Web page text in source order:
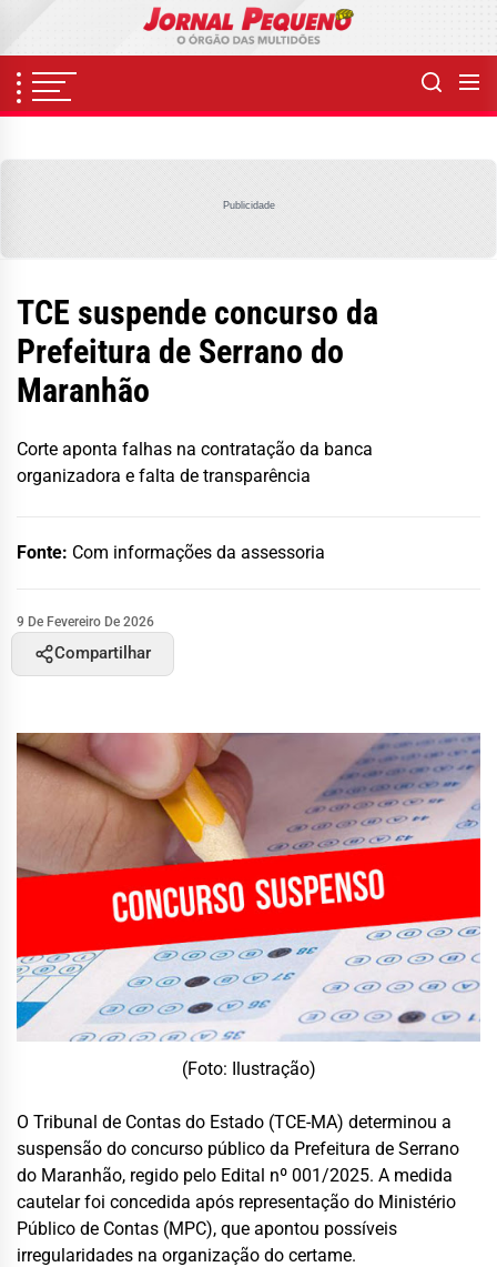
content
Publicidade
TCE suspende concurso da
Prefeitura de Serrano do
Maranhão
Corte aponta falhas na contratação da banca
organizadora e falta de transparência
Fonte: Com informações da assessoria
9 De Fevereiro De 2026
Compartilhar
(Foto: Ilustração)
O Tribunal de Contas do Estado (TCE-MA) determinou a
suspensão do concurso público da Prefeitura de Serrano
do Maranhão, regido pelo Edital nº 001/2025. A medida
cautelar foi concedida após representação do Ministério
Público de Contas (MPC), que apontou possíveis
irregularidades na organização do certame.